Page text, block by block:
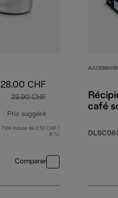
28.00 CHF
29.90 CHF
Prix suggéré
prix original 29.90
TVA incluse de 2.10 CHF (
8 %)
Comparer
café